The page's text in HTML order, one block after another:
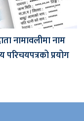
नामावलीमा नाम
परिचयपत्रको प्रयोग